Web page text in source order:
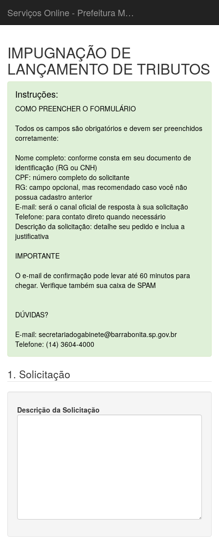
Serviços Online - Prefeitura Municipal de Barra Bonita
IMPUGNAÇÃO DE
LANÇAMENTO DE TRIBUTOS
Instruções:
COMO PREENCHER O FORMULÁRIO
Todos os campos são obrigatórios e devem ser preenchidos
corretamente:
Nome completo: conforme consta em seu documento de
identificação (RG ou CNH)
CPF: número completo do solicitante
RG: campo opcional, mas recomendado caso você não
possua cadastro anterior
E-mail: será o canal oficial de resposta à sua solicitação
Telefone: para contato direto quando necessário
Descrição da solicitação: detalhe seu pedido e inclua a
justificativa
IMPORTANTE
O e-mail de confirmação pode levar até 60 minutos para
chegar. Verifique também sua caixa de SPAM
DÚVIDAS?
E-mail: secretariadogabinete@barrabonita.sp.gov.br
Telefone: (14) 3604-4000
1. Solicitação
Descrição da Solicitação